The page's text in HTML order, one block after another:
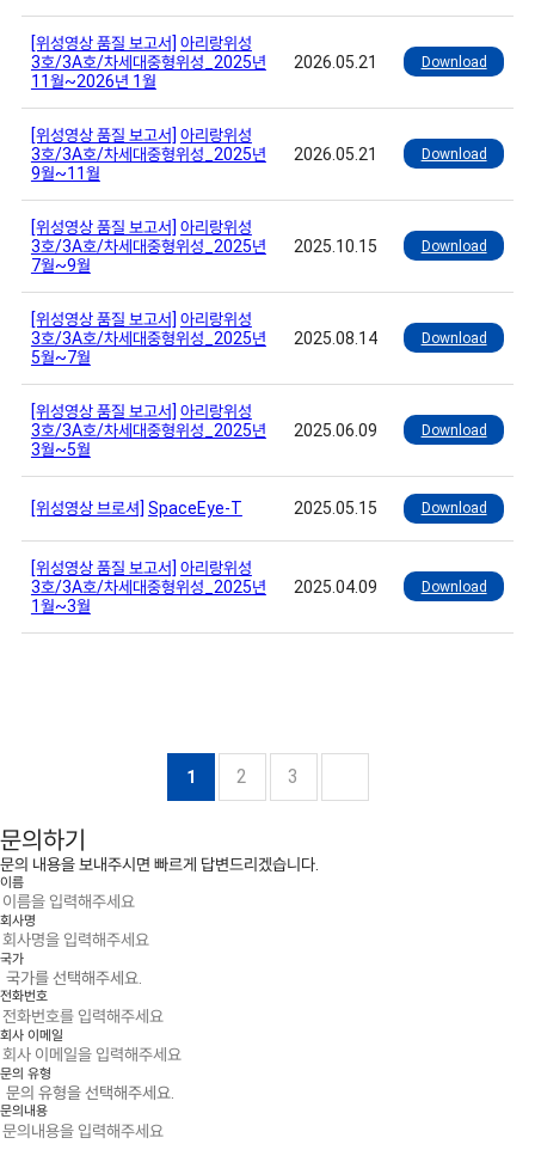
[위성영상 품질 보고서] 아리랑위성
3호/3A호/차세대중형위성_2025년
11월~2026년 1월
2026.05.21 Download
[위성영상 품질 보고서] 아리랑위성
3호/3A호/차세대중형위성_2025년
9월~11월
2026.05.21 Download
[위성영상 품질 보고서] 아리랑위성
3호/3A호/차세대중형위성_2025년
7월~9월
2025.10.15 Download
[위성영상 품질 보고서] 아리랑위성
3호/3A호/차세대중형위성_2025년
5월~7월
2025.08.14 Download
[위성영상 품질 보고서] 아리랑위성
3호/3A호/차세대중형위성_2025년
3월~5월
2025.06.09 Download
[위성영상 브로셔] SpaceEye-T 2025.05.15 Download
[위성영상 품질 보고서] 아리랑위성
3호/3A호/차세대중형위성_2025년
1월~3월
2025.04.09 Download
1 2 3
문의하기
문의 내용을 보내주시면 빠르게 답변드리겠습니다.
이름
회사명
국가
전화번호
회사 이메일
문의 유형
문의내용